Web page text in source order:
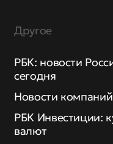
Другое
РБК: новости
сегодня
Новости
РБК Инвестиции:
валют